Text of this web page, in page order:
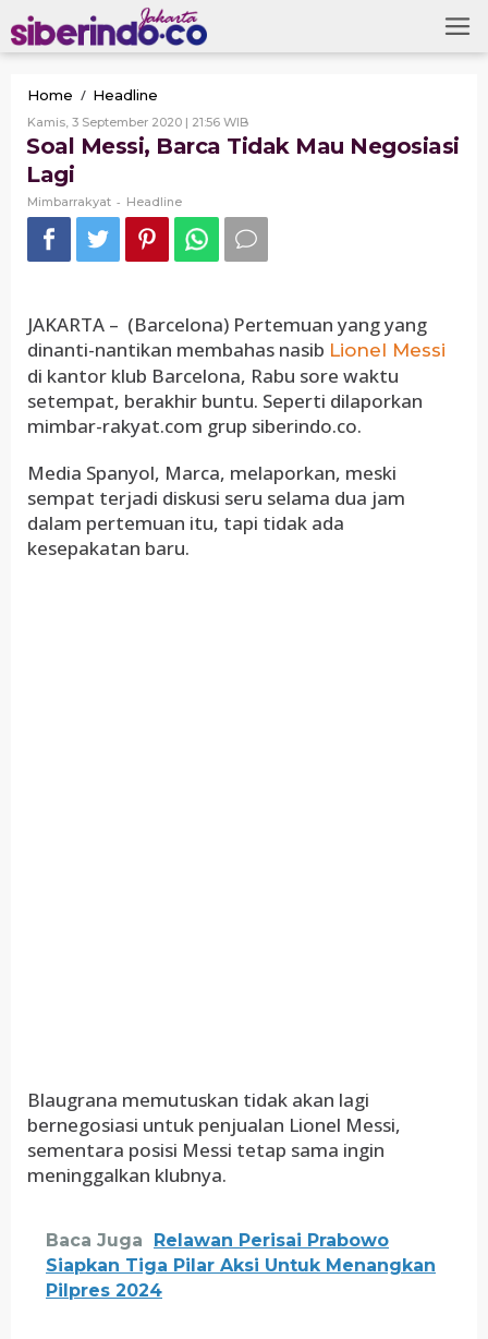
to
content
Home / Headline
Messi,
Barca
Tidak
Lagi
Kamis, 3 September 2020 | 21:56 WIBOleh
Mimbarrakyat
Soal Messi, Barca Tidak Mau Negosiasi
Lagi
Mimbarrakyat - Headline
JAKARTA – (Barcelona) Pertemuan yang yang
dinanti-nantikan membahas nasib Lionel Messi
di kantor klub Barcelona, Rabu sore waktu
setempat, berakhir buntu. Seperti dilaporkan
mimbar-rakyat.com grup siberindo.co.
Media Spanyol, Marca, melaporkan, meski
sempat terjadi diskusi seru selama dua jam
dalam pertemuan itu, tapi tidak ada
kesepakatan baru.
Blaugrana memutuskan tidak akan lagi
bernegosiasi untuk penjualan Lionel Messi,
sementara posisi Messi tetap sama ingin
meninggalkan klubnya.
Baca Juga
Relawan Perisai Prabowo
Siapkan Tiga Pilar Aksi Untuk Menangkan
Pilpres 2024